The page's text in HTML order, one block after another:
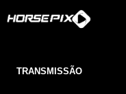
TRANSMISSÃO